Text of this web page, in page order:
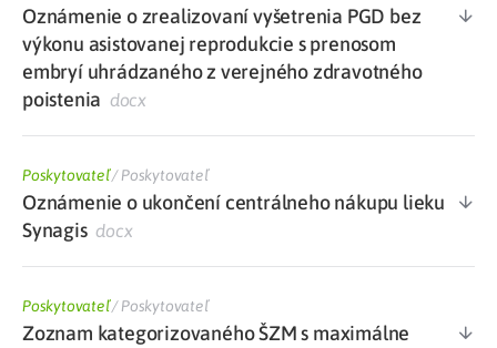
Oznámenie o zrealizovaní vyšetrenia PGD bez
výkonu asistovanej reprodukcie s prenosom
embryí uhrádzaného z verejného zdravotného
poistenia docx
Poskytovateľ/Poskytovateľ
Oznámenie o ukončení centrálneho nákupu lieku
Synagisdocx
Poskytovateľ/Poskytovateľ
Zoznam kategorizovaného ŠZM s maximálne